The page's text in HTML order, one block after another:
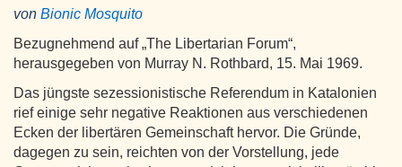
von Bionic Mosquito
Bezugnehmend auf „The Libertarian Forum“,
herausgegeben von Murray N. Rothbard, 15. Mai 1969.
Das jüngste sezessionistische Referendum in Katalonien
rief einige sehr negative Reaktionen aus verschiedenen
Ecken der libertären Gemeinschaft hervor. Die Gründe,
dagegen zu sein, reichten von der Vorstellung, jede